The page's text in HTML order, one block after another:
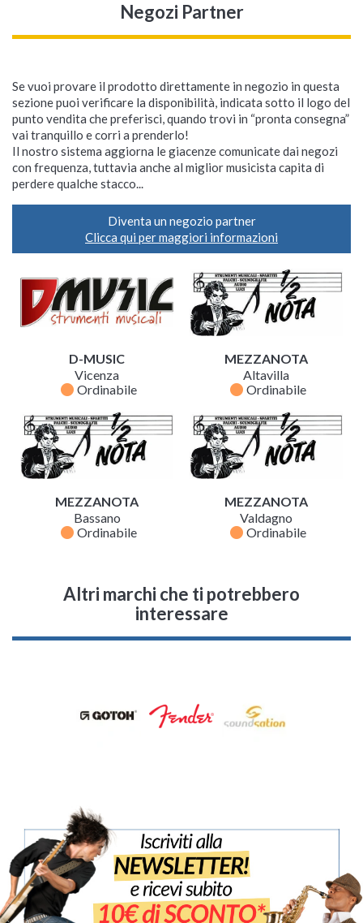
Negozi Partner
Se vuoi provare il prodotto direttamente in negozio in questa
sezione puoi verificare la disponibilità, indicata sotto il logo del
punto vendita che preferisci, quando trovi in “pronta consegna”
vai tranquillo e corri a prenderlo!
Il nostro sistema aggiorna le giacenze comunicate dai negozi
con frequenza, tuttavia anche al miglior musicista capita di
perdere qualche stacco...
Diventa un negozio partner
Clicca qui per maggiori informazioni
D-MUSIC
Vicenza
fiber_manual_record Ordinabile
MEZZANOTA
Altavilla
fiber_manual_record Ordinabile
MEZZANOTA
Bassano
fiber_manual_record Ordinabile
MEZZANOTA
Valdagno
fiber_manual_record Ordinabile
Altri marchi che ti potrebbero
interessare